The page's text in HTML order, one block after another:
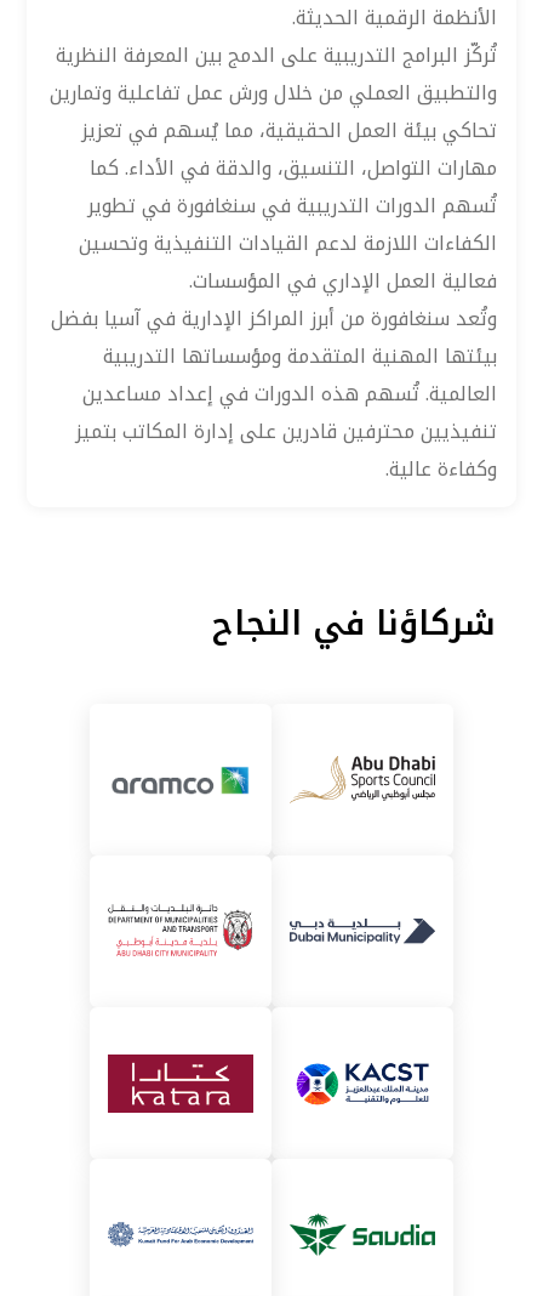
الأنظمة الرقمية الحديثة.
تُركّز البرامج التدريبية على الدمج بين المعرفة النظرية
والتطبيق العملي من خلال ورش عمل تفاعلية وتمارين
تحاكي بيئة العمل الحقيقية، مما يُسهم في تعزيز
مهارات التواصل، التنسيق، والدقة في الأداء. كما
تُسهم الدورات التدريبية في سنغافورة في تطوير
الكفاءات اللازمة لدعم القيادات التنفيذية وتحسين
فعالية العمل الإداري في المؤسسات.
وتُعد سنغافورة من أبرز المراكز الإدارية في آسيا بفضل
بيئتها المهنية المتقدمة ومؤسساتها التدريبية
العالمية. تُسهم هذه الدورات في إعداد مساعدين
تنفيذيين محترفين قادرين على إدارة المكاتب بتميز
وكفاءة عالية.
شركاؤنا في النجاح